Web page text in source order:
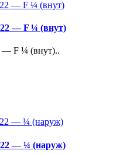
— F ¼ (внут)
— F ¼ (внут)..
22 — ¼ (наруж)